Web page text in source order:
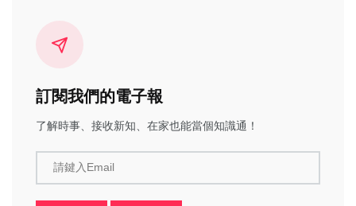
訂閱我們的電子報
了解時事、接收新知、在家也能當個知識通！
請鍵入Email